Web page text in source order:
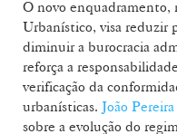
O novo
Urbanístico, visa reduzir
diminuir a burocracia
reforça a
verificação da
urbanísticas. João
sobre a evolução do